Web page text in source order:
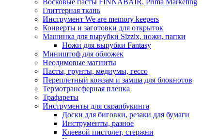
Глиттерная ткань
Инструмент We are memory keepers
Конверты и заготовки для открыток
Машинка для вырубки Sizzix, ножи, папки
Ножи для вырубки Fantasy
Миништоф для обложек
Неодимовые магниты
Пасты, грунты, медиумы, гессо
Переплетный кожзам и замша для блокнотов
Термотрансферная пленка
Трафареты
Инструменты для скрапбукинга
Доски для биговки, резаки для бумаги
Инструменты, разное
Клеевой пистолет, стержни